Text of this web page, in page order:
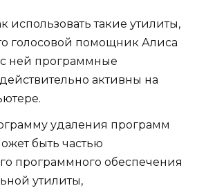
использовать такие утилиты,
голосовой помощник Алиса
ней программные
активны на
удаления программ
быть частью
программного обеспечения
утилиты,